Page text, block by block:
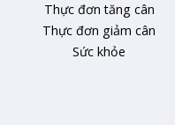
Thực đơn tăng cân
Thực đơn giảm cân
Sức khỏe